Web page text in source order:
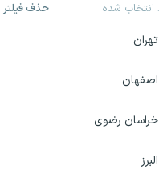
حذف فیلتر
تهران
اصفهان
خراسان رضوی
البرز